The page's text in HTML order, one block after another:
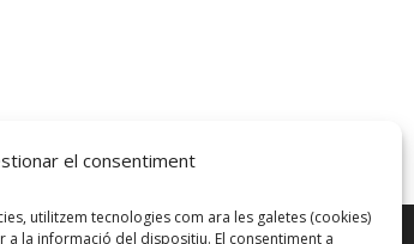
el consentiment
utilitzem tecnologies com ara les galetes (cookies)
la informació del dispositiu. El consentiment a